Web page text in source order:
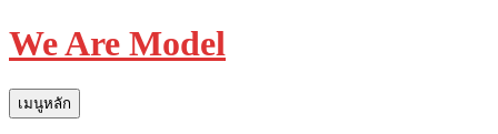
We Are Model
ค้นหา
เมนูหลัก